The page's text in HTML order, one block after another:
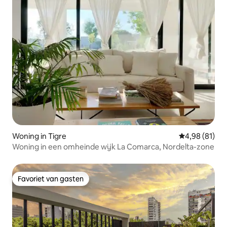
Woning in Tigre Gemiddelde
4,98 (81)
Woning in een omheinde wijk La Comarca, Nordelta-zone
Favoriet van gasten
Favoriet van gasten